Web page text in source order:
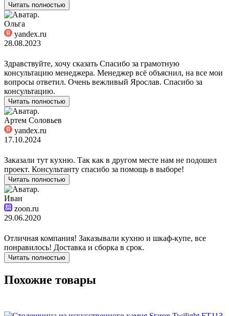
Читать полностью
Ольга
yandex.ru
28.08.2023
Здравствуйте, хочу сказать Спасибо за грамотную
консультацию менеджера. Менеджер всё объяснил, на все мои
вопросы ответил. Очень вежливый Ярослав. Спасибо за
консультацию.
Читать полностью
Артем Соловьев
yandex.ru
17.10.2024
Заказали тут кухню. Так как в другом месте нам не подошел
проект. Консультанту спасибо за помощь в выборе!
Читать полностью
Иван
zoon.ru
29.06.2020
Отличная компания! Заказывали кухню и шкаф-купе, все
понравилось! Доставка и сборка в срок.
Читать полностью
Похожие товары